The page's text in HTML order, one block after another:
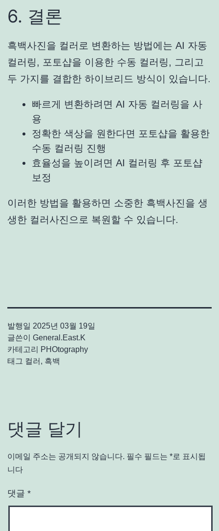
6. 결론
흑백사진을 컬러로 변환하는 방법에는 AI 자동
컬러링, 포토샵을 이용한 수동 컬러링, 그리고
두 가지를 결합한 하이브리드 방식이 있습니다.
빠르게 변환하려면 AI 자동 컬러링을 사
용
정확한 색상을 원한다면 포토샵을 활용한
수동 컬러링 진행
효율성을 높이려면 AI 컬러링 후 포토샵
보정
이러한 방법을 활용하면 소중한 흑백사진을 생
생한 컬러사진으로 복원할 수 있습니다.
발행일 2025년 03월 19일
글쓴이 General.East.K
카테고리
PHOtography
태그 컬러 , 흑백
댓글 달기
이메일 주소는 공개되지 않습니다. 필수 필드는 *로 표시됩
니다
댓글 *